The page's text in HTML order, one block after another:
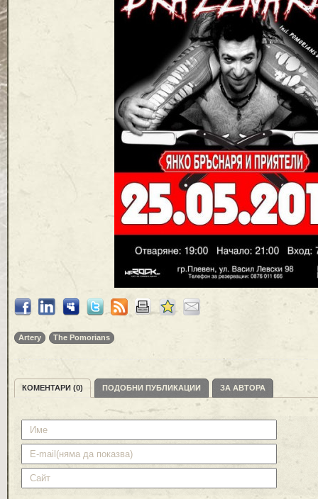
Artery The Pomorians
КОМЕНТАРИ (0) ПОДОБНИ ПУБЛИКАЦИИ ЗА АВТОРА